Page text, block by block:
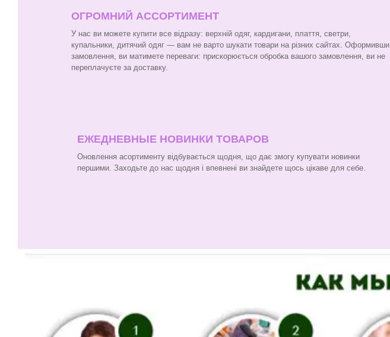
ОГРОМНИЙ АССОРТИМЕНТ
У нас ви можете купити все відразу: верхній одяг, кардигани, плаття, светри,
купальники, дитячий одяг — вам не варто шукати товари на різних сайтах. Оформивши
замовлення, ви матимете переваги: прискорюється обробка вашого замовлення, ви не
переплачуєте за доставку.
ЕЖЕДНЕВНЫЕ НОВИНКИ ТОВАРОВ
Оновлення асортименту відбувається щодня, що дає змогу купувати новинки
першими. Заходьте до нас щодня і впевнені ви знайдете щось цікаве для себе.